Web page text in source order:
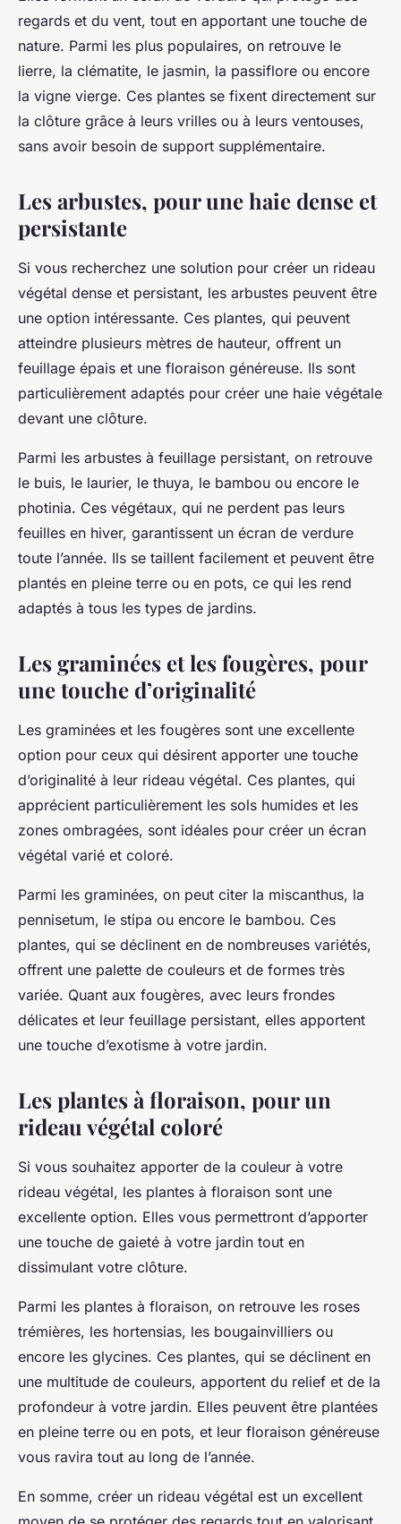
regards et du vent, tout en apportant une touche de
nature. Parmi les plus populaires, on retrouve le
lierre, la clématite, le jasmin, la passiflore ou encore
la vigne vierge. Ces plantes se fixent directement sur
la clôture grâce à leurs vrilles ou à leurs ventouses,
sans avoir besoin de support supplémentaire.
Les arbustes, pour une haie dense et
persistante
Si vous recherchez une solution pour créer un rideau
végétal dense et persistant, les arbustes peuvent être
une option intéressante. Ces plantes, qui peuvent
atteindre plusieurs mètres de hauteur, offrent un
feuillage épais et une floraison généreuse. Ils sont
particulièrement adaptés pour créer une haie végétale
devant une clôture.
Parmi les arbustes à feuillage persistant, on retrouve
le buis, le laurier, le thuya, le bambou ou encore le
photinia. Ces végétaux, qui ne perdent pas leurs
feuilles en hiver, garantissent un écran de verdure
toute l’année. Ils se taillent facilement et peuvent être
plantés en pleine terre ou en pots, ce qui les rend
adaptés à tous les types de jardins.
Les graminées et les fougères, pour
une touche d’originalité
Les graminées et les fougères sont une excellente
option pour ceux qui désirent apporter une touche
d’originalité à leur rideau végétal. Ces plantes, qui
apprécient particulièrement les sols humides et les
zones ombragées, sont idéales pour créer un écran
végétal varié et coloré.
Parmi les graminées, on peut citer la miscanthus, la
pennisetum, le stipa ou encore le bambou. Ces
plantes, qui se déclinent en de nombreuses variétés,
offrent une palette de couleurs et de formes très
variée. Quant aux fougères, avec leurs frondes
délicates et leur feuillage persistant, elles apportent
une touche d’exotisme à votre jardin.
Les plantes à floraison, pour un
rideau végétal coloré
Si vous souhaitez apporter de la couleur à votre
rideau végétal, les plantes à floraison sont une
excellente option. Elles vous permettront d’apporter
une touche de gaieté à votre jardin tout en
dissimulant votre clôture.
Parmi les plantes à floraison, on retrouve les roses
trémières, les hortensias, les bougainvilliers ou
encore les glycines. Ces plantes, qui se déclinent en
une multitude de couleurs, apportent du relief et de la
profondeur à votre jardin. Elles peuvent être plantées
en pleine terre ou en pots, et leur floraison généreuse
vous ravira tout au long de l’année.
En somme, créer un rideau végétal est un excellent